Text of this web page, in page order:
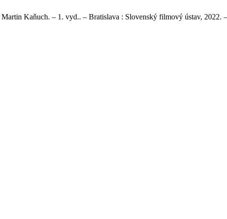
Kaňuch. – 1. vyd.. – Bratislava : Slovenský filmový ústav, 2022.